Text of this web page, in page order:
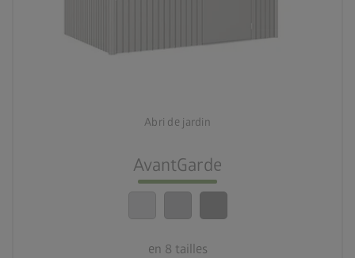
Abri de jardin
AvantGarde
en 8 tailles
3 couleurs
Le meilleur niveau de sécurité
calendar_month